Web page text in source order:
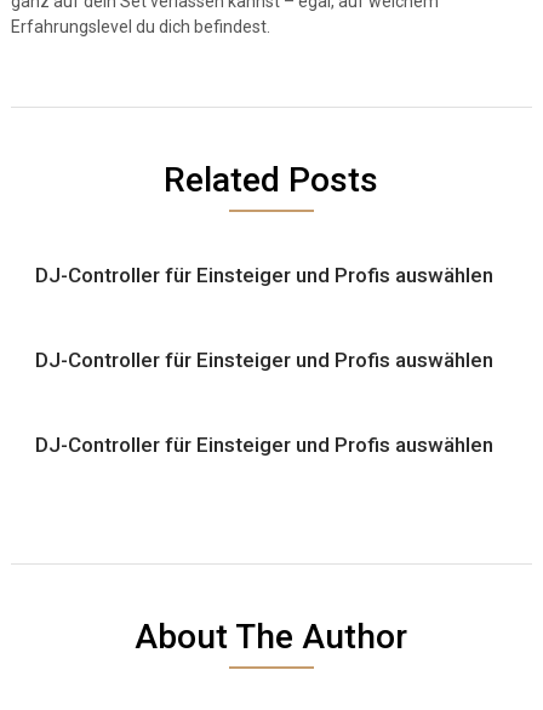
Erfahrungslevel du dich befindest.
Related Posts
DJ-Controller für Einsteiger und Profis auswählen
DJ-Controller für Einsteiger und Profis auswählen
DJ-Controller für Einsteiger und Profis auswählen
About The Author